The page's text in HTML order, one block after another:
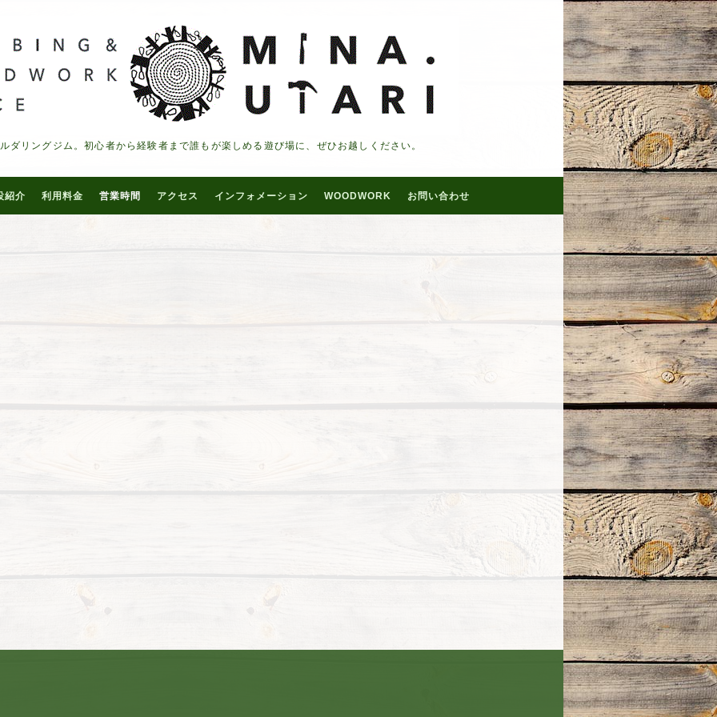
ダリングジム。初心者から経験者まで誰もが楽しめる遊び場に、ぜひお越しください。
紹介 利用料金 営業時間 アクセス インフォメーション WOODWORK お問い合わせ